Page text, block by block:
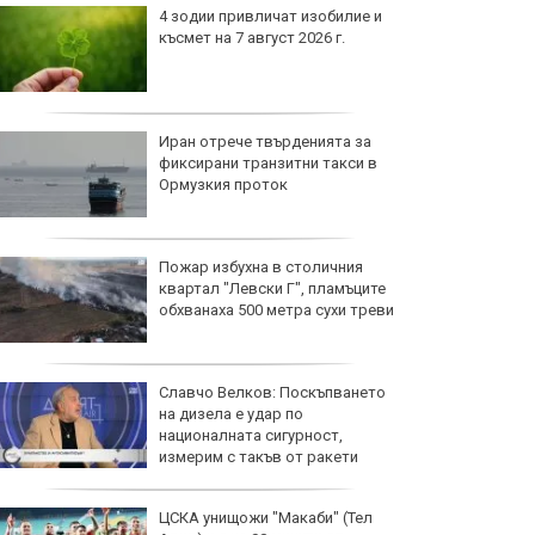
4 зодии привличат изобилие и
късмет на 7 август 2026 г.
Иран отрече твърденията за
фиксирани транзитни такси в
Ормузкия проток
Пожар избухна в столичния
квартал "Левски Г", пламъците
обхванаха 500 метра сухи треви
Славчо Велков: Поскъпването
на дизела е удар по
националната сигурност,
измерим с такъв от ракети
ЦСКА унищожи "Макаби" (Тел